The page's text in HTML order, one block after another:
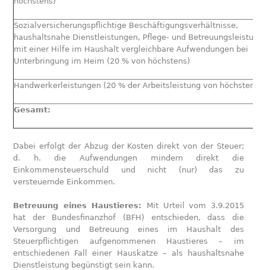
Sozialversicherungspflichtige Beschäftigungsverhältnisse,
haushaltsnahe Dienstleistungen, Pflege- und
mit einer Hilfe im Haushalt vergleichbare Aufwendungen bei
Unterbringung im Heim (20 % von höchstens)
Handwerkerleistungen (20 % der Arbeitsleistung von höchstens)
Gesamt:
Dabei erfolgt der Abzug der Kosten direkt von der Steuer;
d. h. die Aufwendungen mindern direkt die
Einkommensteuerschuld und nicht (nur) das zu
versteuernde Einkommen.
Betreuung eines Haustieres: Mit Urteil vom 3.9.2015
hat der Bundesfinanzhof (BFH) entschieden, dass die
Versorgung und Betreuung eines im Haushalt des
Steuerpflichtigen aufgenommenen Haustieres – im
entschiedenen Fall einer Hauskatze – als haushaltsnahe
Dienstleistung begünstigt sein kann.